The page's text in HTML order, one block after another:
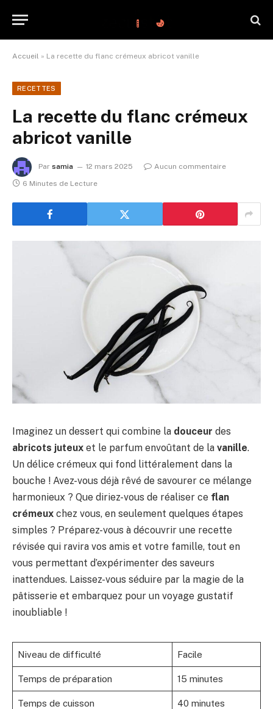
Accueil » La recette du flanc crémeux abricot vanille
RECETTES
La recette du flanc crémeux
abricot vanille
Par samia 12 mars 2025
Aucun commentaire
6 Minutes de Lecture
Imaginez un dessert qui combine la douceur des
abricots juteux et le parfum envoûtant de la vanille.
Un délice crémeux qui fond littéralement dans la
bouche ! Avez-vous déjà rêvé de savourer ce mélange
harmonieux ? Que diriez-vous de réaliser ce flan
crémeux chez vous, en seulement quelques étapes
simples ? Préparez-vous à découvrir une recette
révisée qui ravira vos amis et votre famille, tout en
vous permettant d’expérimenter des saveurs
inattendues. Laissez-vous séduire par la magie de la
pâtisserie et embarquez pour un voyage gustatif
inoubliable !
Niveau de difficulté Facile
Temps de préparation 15 minutes
Temps de cuisson 40 minutes